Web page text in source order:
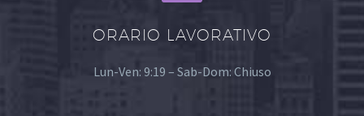
ORARIO LAVORATIVO
Lun-Ven: 9:19 – Sab-Dom: Chiuso